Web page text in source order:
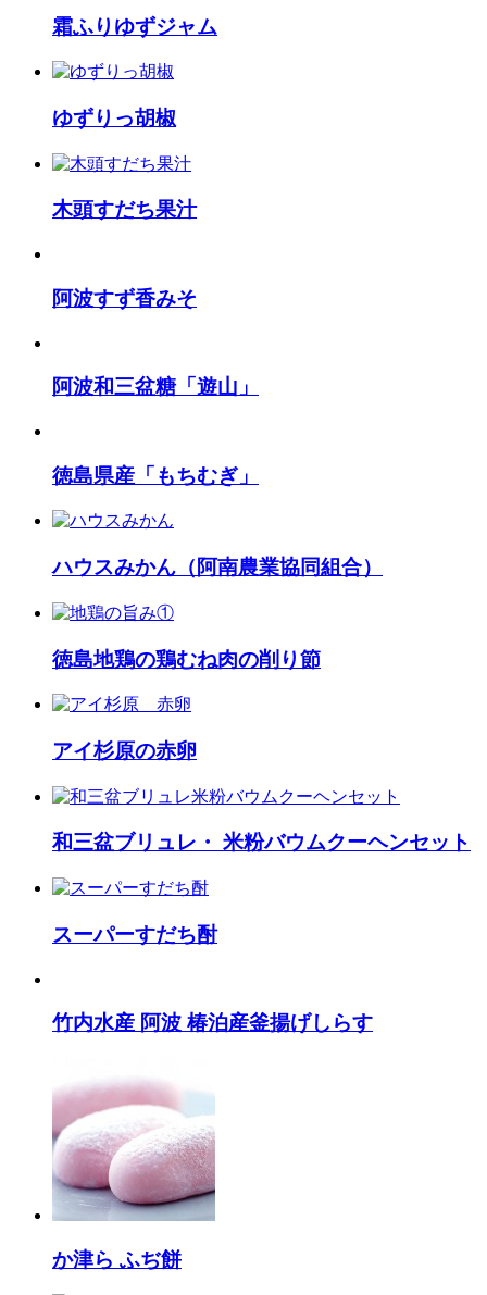
霜ふりゆずジャム
ゆずりっ胡椒
木頭すだち果汁
阿波すず香みそ
阿波和三盆糖「遊山」
徳島県産「もちむぎ」
ハウスみかん（阿南農業協同組合）
徳島地鶏の鶏むね肉の削り節
アイ杉原の赤卵
和三盆ブリュレ・ 米粉バウムクーヘンセット
スーパーすだち酎
竹内水産 阿波 椿泊産釜揚げしらす
か津ら ふぢ餅